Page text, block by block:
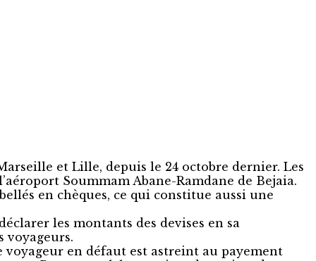
et Lille, depuis le 24 octobre dernier. Les
Soummam Abane-Ramdane de Bejaia.
en chèques, ce qui constitue aussi une
les montants des devises en sa
voyageurs.
en défaut est astreint au payement